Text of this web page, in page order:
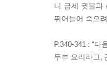
니 금세 귓불과
뛰어들어 죽으
P.340-341 : “
두부 요리라고,